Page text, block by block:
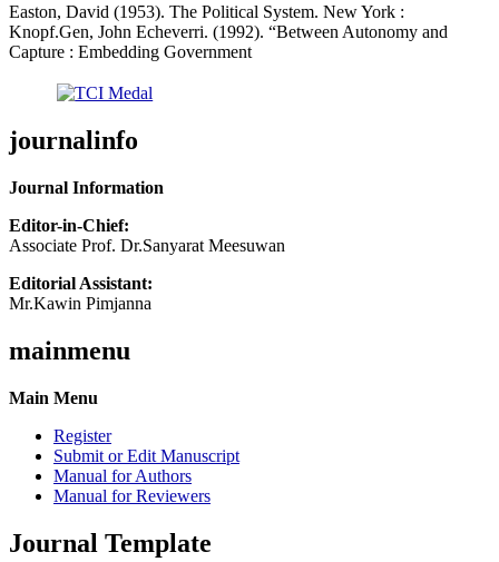
Easton, David (1953). The Political System. New York :
Knopf.Gen, John Echeverri. (1992). “Between Autonomy and
Capture : Embedding Government
journalinfo
Journal Information
Editor-in-Chief:
Associate Prof. Dr.Sanyarat Meesuwan
Editorial Assistant:
Mr.Kawin Pimjanna
mainmenu
Main Menu
Register
Submit or Edit Manuscript
Manual for Authors
Manual for Reviewers
Journal Template